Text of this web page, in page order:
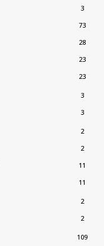
3
73
28
23
23
3
3
2
2
11
11
2
2
109